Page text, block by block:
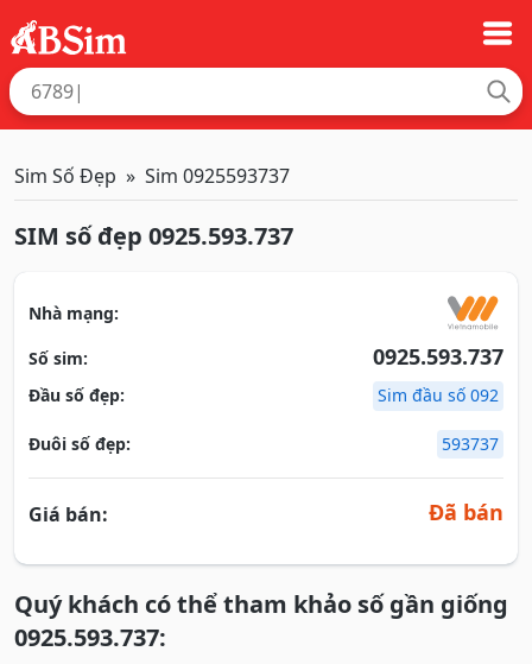
Sim Số Đẹp Sim 0925593737
SIM số đẹp 0925.593.737
Nhà mạng:
Số sim:
0925.593.737
Đầu số đẹp: Sim đầu số 092
Đuôi số đẹp: 593737
Giá bán: Đã bán
Quý khách có thể tham khảo số gần giống
0925.593.737: